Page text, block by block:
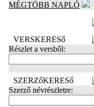
MÉGTÖBB NAPLÓ
VERSKERESő
Részlet a versből:
SZERZőKERESő
Szerző névrészletre: